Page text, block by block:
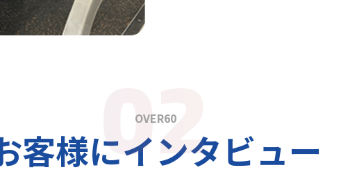
OVER60
客様にインタビュー